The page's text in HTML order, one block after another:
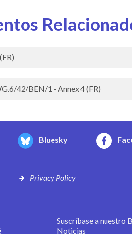
42/BEN/1 - Annex 4 (FR)
Bluesky
Privacy Policy
Suscríbase a nuestro
Noticias